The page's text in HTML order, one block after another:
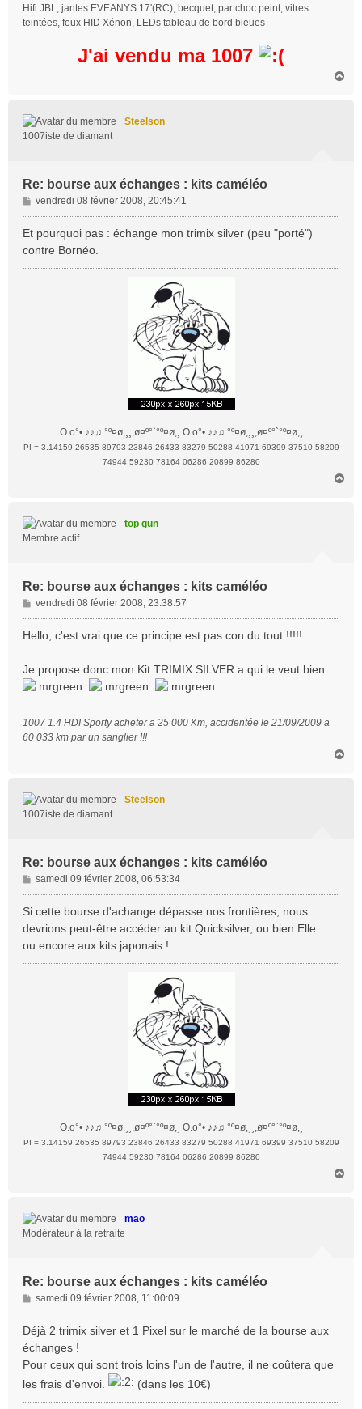
Hifi JBL, jantes EVEANYS 17'(RC), becquet, par choc peint, vitres
teintées, feux HID Xénon, LEDs tableau de bord bleues
J'ai vendu ma 1007
Steelson
1007iste de diamant
Re: bourse aux échanges : kits caméléo
M
e
s
vendredi 08 février 2008, 20:45:41
Et pourquoi pas : échange mon trimix silver (peu "porté")
contre Bornéo.
O.o°• ♪♪♫ °º¤ø,¸¸,ø¤º°`°º¤ø,¸ O.o°• ♪♪♫ °º¤ø,¸¸,ø¤º°`°º¤ø,¸
PI = 3.14159 26535 89793 23846 26433 83279 50288 41971 69399 37510 58209
74944 59230 78164 06286 20899 86280
top gun
Membre actif
Re: bourse aux échanges : kits caméléo
M
e
s
g
e
vendredi 08 février 2008, 23:38:57
Hello, c'est vrai que ce principe est pas con du tout !!!!!
Je propose donc mon Kit TRIMIX SILVER a qui le veut bien
1007 1.4 HDI Sporty acheter a 25 000 Km, accidentée le 21/09/2009 a
60 033 km par un sanglier !!!
Steelson
1007iste de diamant
Re: bourse aux échanges : kits caméléo
M
e
s
g
e
samedi 09 février 2008, 06:53:34
Si cette bourse d'achange dépasse nos frontières, nous
devrions peut-être accéder au kit Quicksilver, ou bien Elle ....
ou encore aux kits japonais !
O.o°• ♪♪♫ °º¤ø,¸¸,ø¤º°`°º¤ø,¸ O.o°• ♪♪♫ °º¤ø,¸¸,ø¤º°`°º¤ø,¸
PI = 3.14159 26535 89793 23846 26433 83279 50288 41971 69399 37510 58209
74944 59230 78164 06286 20899 86280
mao
Modérateur à la retraite
Re: bourse aux échanges : kits caméléo
M
e
s
s
g
e
samedi 09 février 2008, 11:00:09
Déjà 2 trimix silver et 1 Pixel sur le marché de la bourse aux
échanges !
Pour ceux qui sont trois loins l'un de l'autre, il ne coûtera que
les frais d'envoi.
(dans les 10€)